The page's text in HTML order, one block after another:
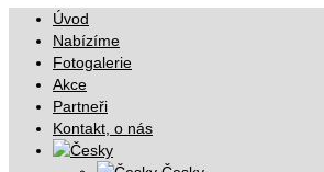
Úvod
Nabízíme
Fotogalerie
Akce
Partneři
Kontakt, o nás